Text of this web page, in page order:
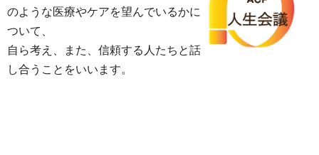
のような医療やケアを望んでいるかに
ついて、
自ら考え、また、信頼する人たちと話
し合うことをいいます。